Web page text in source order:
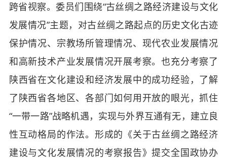
跨省视察。委员们围绕“古丝绸之路经济建设与文化
发展情况”主题，对古丝绸之路起点的历史文化古迹
保护情况、宗教场所管理情况、现代农业发展情况
和高新技术产业发展情况开展考察。也充分考察了
陕西省在文化建设和经济发展中的成功经验，了解
了陕西省各地区、各部门如何用开放的眼光，抓住
“一带一路”战略机遇，实现与外界互通有无，建立良
性互动格局的作法。形成的《关于古丝绸之路经济
建设与文化发展情况的考察报告》提交全国政协办